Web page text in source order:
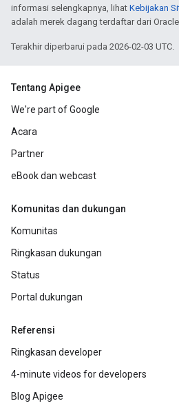
informasi selengkapnya, lihat Kebijakan
adalah merek dagang terdaftar dari
Terakhir diperbarui pada 2026-02-03 UTC.
Tentang Apigee
We're part of Google
Acara
Partner
eBook dan webcast
Komunitas dan dukungan
Komunitas
Ringkasan dukungan
Status
Portal dukungan
Referensi
Ringkasan developer
4-minute videos for developers
Blog Apigee